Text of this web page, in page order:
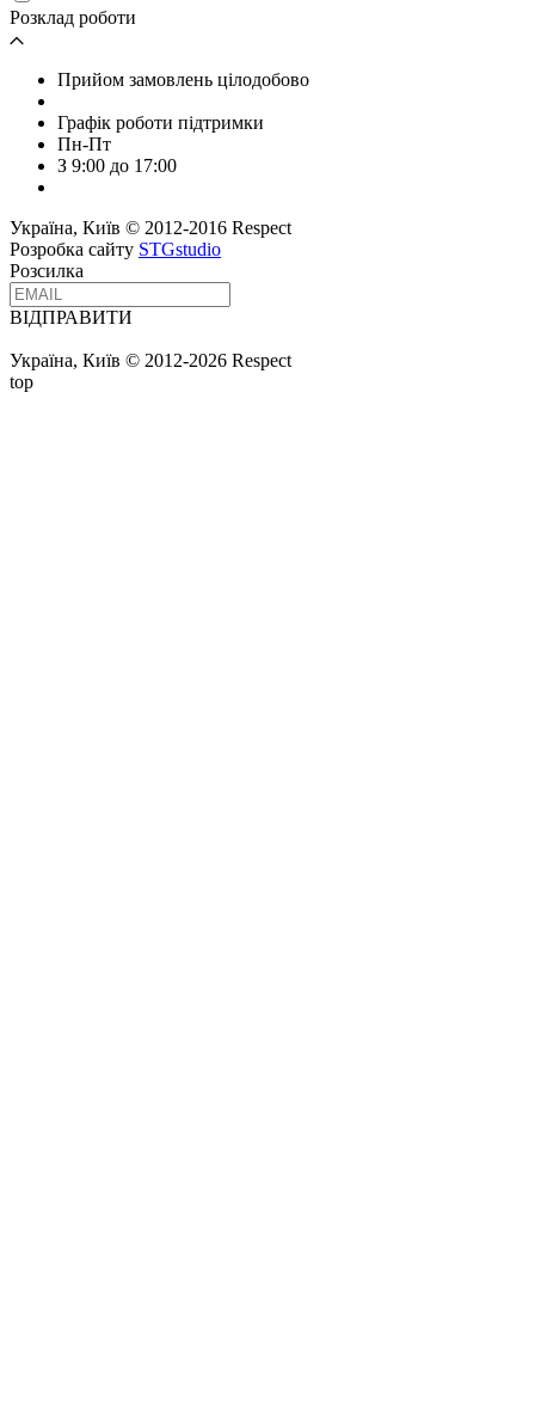
Розклад роботи
Прийом замовлень цілодобово
Графік роботи підтримки
Пн-Пт
З 9:00 до 17:00
Україна, Київ © 2012-2016 Respect
Розробка сайту STGstudio
Розсилка
ВІДПРАВИТИ
Україна, Київ © 2012-2026 Respect
top